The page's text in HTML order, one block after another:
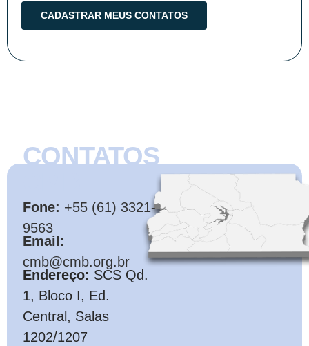
CONTATOS
Fone: +55 (61) 3321-
9563
Email:
cmb@cmb.org.br
Endereço: SCS Qd.
1, Bloco I, Ed.
Central, Salas
1202/1207